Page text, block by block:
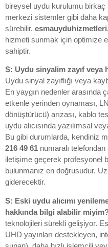
bireysel uydu kurulumu birkaç
merkezi sistemler gibi daha
sürebilir.
hizmeti sunmak için optimize
sahiptir.
S: Uydu sinyalim zayıf veya
Uydu sinyal zayıflığı veya
En yaygın nedenler arasında
etkenle yerinden oynaması,
dönüştürücü) arızası, kablo
uydu alıcısında yazılımsal
Bu gibi durumlarda, kendiniz
216 49 61 numaralı telefondan
iletişime geçerek profesyonel
bulunmanız en doğrusudur.
giderecektir.
S: Eski uydu alıcımı
hakkında bilgi alabilir
teknolojileri sürekli gelişiyor.
UHD yayınları destekleyen,